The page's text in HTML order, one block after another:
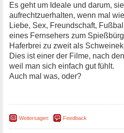
Es geht um Ideale und darum,
aufrechtzuerhalten, wenn mal
Liebe, Sex, Freundschaft,
eines Fernsehers zum
Haferbrei zu zweit als
Dies ist einer der Filme, nach
weil man sich einfach gut fühlt.
Auch mal was, oder?
Weitersagen Feedback